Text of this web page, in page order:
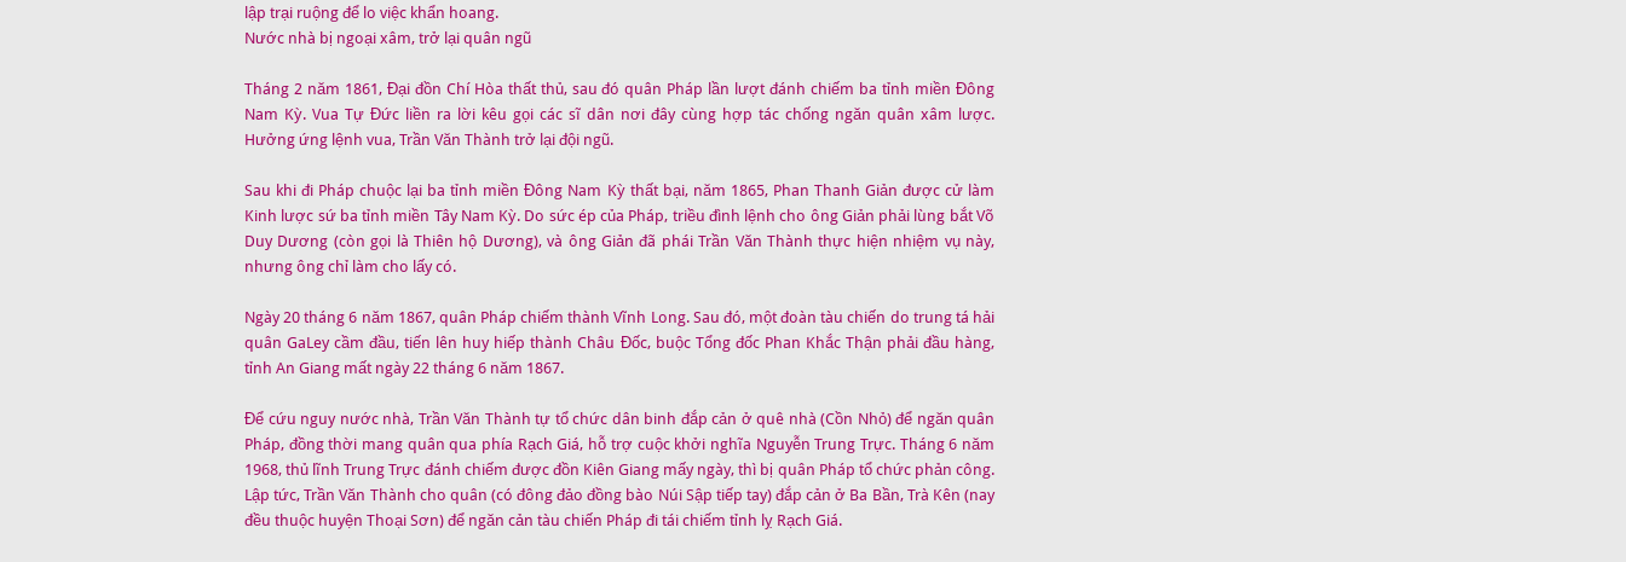
lập trại ruộng để lo việc khẩn hoang.
Nước nhà bị ngoại xâm, trở lại quân ngũ
Tháng 2 năm 1861, Đại đồn Chí Hòa thất thủ, sau đó quân Pháp lần lượt đánh chiếm ba tỉnh miền Đông
Nam Kỳ. Vua Tự Đức liền ra lời kêu gọi các sĩ dân nơi đây cùng hợp tác chống ngăn quân xâm lược.
Hưởng ứng lệnh vua, Trần Văn Thành trở lại đội ngũ.
Sau khi đi Pháp chuộc lại ba tỉnh miền Đông Nam Kỳ thất bại, năm 1865, Phan Thanh Giản được cử làm
Kinh lược sứ ba tỉnh miền Tây Nam Kỳ. Do sức ép của Pháp, triều đình lệnh cho ông Giản phải lùng bắt Võ
Duy Dương (còn gọi là Thiên hộ Dương), và ông Giản đã phái Trần Văn Thành thực hiện nhiệm vụ này,
nhưng ông chỉ làm cho lấy có.
Ngày 20 tháng 6 năm 1867, quân Pháp chiếm thành Vĩnh Long. Sau đó, một đoàn tàu chiến do trung tá hải
quân GaLey cầm đầu, tiến lên huy hiếp thành Châu Đốc, buộc Tổng đốc Phan Khắc Thận phải đầu hàng,
tỉnh An Giang mất ngày 22 tháng 6 năm 1867.
Để cứu nguy nước nhà, Trần Văn Thành tự tổ chức dân binh đắp cản ở quê nhà (Cồn Nhỏ) để ngăn quân
Pháp, đồng thời mang quân qua phía Rạch Giá, hỗ trợ cuộc khởi nghĩa Nguyễn Trung Trực. Tháng 6 năm
1968, thủ lĩnh Trung Trực đánh chiếm được đồn Kiên Giang mấy ngày, thì bị quân Pháp tổ chức phản công.
Lập tức, Trần Văn Thành cho quân (có đông đảo đồng bào Núi Sập tiếp tay) đắp cản ở Ba Bần, Trà Kên (nay
đều thuộc huyện Thoại Sơn) để ngăn cản tàu chiến Pháp đi tái chiếm tỉnh lỵ Rạch Giá.